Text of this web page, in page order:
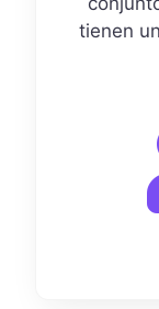
tienen